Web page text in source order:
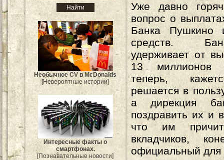
Необычное CV в McDonalds
[Невероятные истории]
Интересные факты о
смартфонах.
[Познавательные новости]
Уже давно
вопрос о
Банка Пушкино
средств.
удерживает от
13 миллионов
теперь,
решается в
а дирекция
поздравить их и
что им
вкладчиков,
официальный для